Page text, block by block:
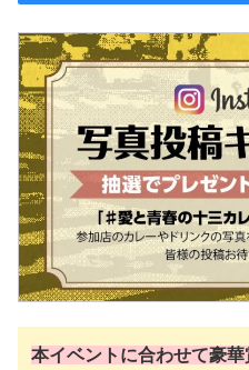
本イベントに合わせて豪